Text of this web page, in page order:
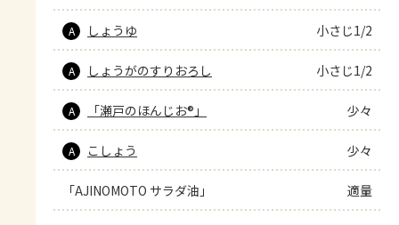
A しょうゆ 小さじ1/2
A しょうがのすりおろし 小さじ1/2
A 「瀬戸のほんじお®」 少々
A こしょう 少々
「AJINOMOTO サラダ油」 適量